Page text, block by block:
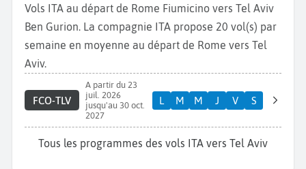
Vols ITA au départ de Rome Fiumicino vers Tel Aviv
Ben Gurion. La compagnie ITA propose 20 vol(s) par
semaine en moyenne au départ de Rome vers Tel
Aviv.
FCO-TLV
A partir du 23
juil. 2026
jusqu'au 30 oct.
2027
L M M J V S
Tous les programmes des vols ITA vers Tel Aviv